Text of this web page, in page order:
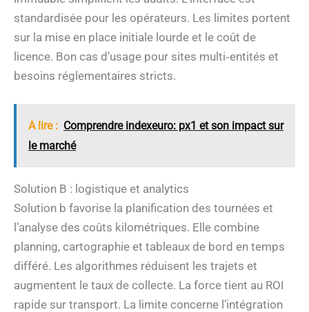
standardisée pour les opérateurs. Les limites portent
sur la mise en place initiale lourde et le coût de
licence. Bon cas d’usage pour sites multi‑entités et
besoins réglementaires stricts.
A lire : Comprendre indexeuro: px1 et son impact sur
le marché
Solution B : logistique et analytics
Solution b favorise la planification des tournées et
l’analyse des coûts kilométriques. Elle combine
planning, cartographie et tableaux de bord en temps
différé. Les algorithmes réduisent les trajets et
augmentent le taux de collecte. La force tient au ROI
rapide sur transport. La limite concerne l’intégration